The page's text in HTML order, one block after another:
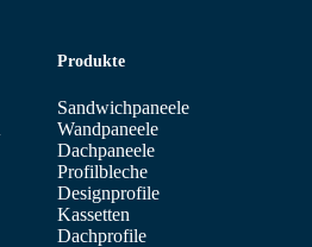
Produkte
Sandwichpaneele
Wandpaneele
Dachpaneele
Profilbleche
Designprofile
Kassetten
Dachprofile